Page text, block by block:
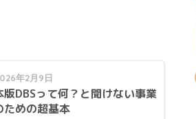
年2月9日
版DBSって何？と聞けない事業
ための超基本